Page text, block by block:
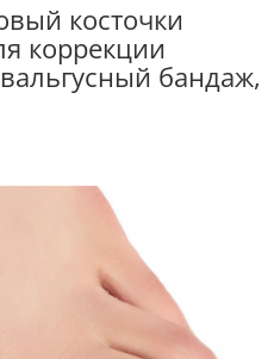
косточки
коррекции
бандаж,